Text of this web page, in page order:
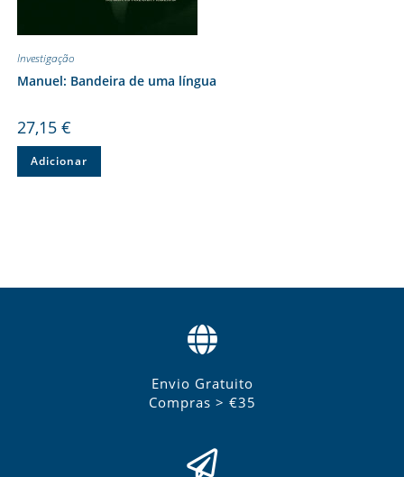
Investigação
Manuel: Bandeira de uma língua
27,15 €
Adicionar
Envio Gratuito
Compras > €35